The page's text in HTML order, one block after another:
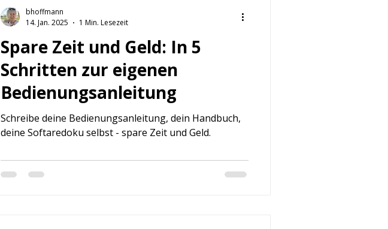
Spare Zeit und Geld: In 5
Schritten zur eigenen
Bedienungsanleitung
Schreibe deine Bedienungsanleitung, dein Handbuch,
deine Softaredoku selbst - spare Zeit und Geld.
bhoffmann
14. Jan. 2025
1 Min. Lesezeit